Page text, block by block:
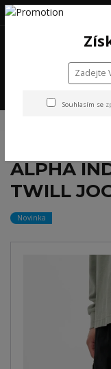
+420 777 199 652
ALPHA
TWILL
Novinka
Souhlasím se